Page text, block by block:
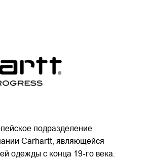
подразделение
Carhartt, являющейся
одежды с конца 19-го века.